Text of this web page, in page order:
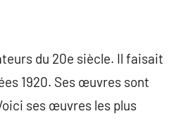
du 20e siècle. Il faisait
1920. Ses œuvres sont
ses œuvres les plus